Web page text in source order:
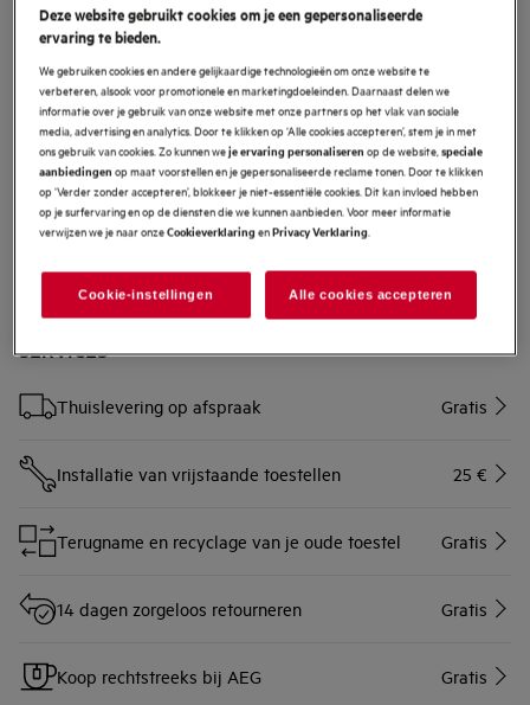
reinigingskracht van het wasmiddel.
PowerClean verwijdert vlekken volledig*, in minder dan 1 uur.
SpecialCare Wash-to-Dry — aangepaste trommelbewegingen voor diverse
stoffen.
Veiligheidsinstructies en veiligheidswaarschuwingen volgens EU-
handleiding. Lees de volledige handleiding voor een veilig gebruik
van het product.
SERVICES
Thuislevering op afspraak Gratis
Installatie van vrijstaande toestellen 25 €
Terugname en recyclage van je oude toestel Gratis
14 dagen zorgeloos retourneren Gratis
Koop rechtstreeks bij AEG Gratis
Deze website gebruikt cookies om je een gepersonaliseerde
ervaring te bieden.
We gebruiken cookies en andere gelijkaardige technologieën om onze website te
verbeteren, alsook voor promotionele en marketingdoeleinden. Daarnaast delen we
informatie over je gebruik van onze website met onze partners op het vlak van sociale
media, advertising en analytics. Door te klikken op ‘Alle cookies accepteren’, stem je in met
ons gebruik van cookies. Zo kunnen weje ervaring personaliseren op de website,speciale
aanbiedingen op maat voorstellen en je gepersonaliseerde reclame tonen. Door te klikken
op ‘Verder zonder accepteren’, blokkeer je niet-essentiële cookies. Dit kan invloed hebben
op je surfervaring en op de diensten die we kunnen aanbieden. Voor meer informatie
verwijzen we je naar onzeCookieverklaringenPrivacy Verklaring
Cookie-instellingen Alle cookies accepteren